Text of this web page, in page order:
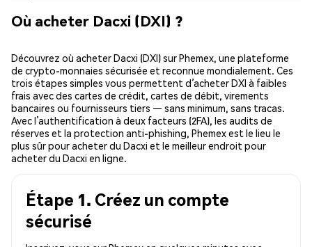
Où acheter Dacxi (DXI) ?
Découvrez où acheter Dacxi (DXI) sur Phemex, une plateforme
de crypto-monnaies sécurisée et reconnue mondialement. Ces
trois étapes simples vous permettent d’acheter DXI à faibles
frais avec des cartes de crédit, cartes de débit, virements
bancaires ou fournisseurs tiers — sans minimum, sans tracas.
Avec l’authentification à deux facteurs (2FA), les audits de
réserves et la protection anti-phishing, Phemex est le lieu le
plus sûr pour acheter du Dacxi et le meilleur endroit pour
acheter du Dacxi en ligne.
Étape 1. Créez un compte
sécurisé